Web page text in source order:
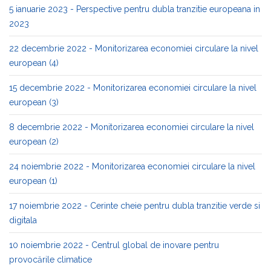
5 ianuarie 2023 - Perspective pentru dubla tranzitie europeana in
2023
22 decembrie 2022 - Monitorizarea economiei circulare la nivel
european (4)
15 decembrie 2022 - Monitorizarea economiei circulare la nivel
european (3)
8 decembrie 2022 - Monitorizarea economiei circulare la nivel
european (2)
24 noiembrie 2022 - Monitorizarea economiei circulare la nivel
european (1)
17 noiembrie 2022 - Cerinte cheie pentru dubla tranzitie verde si
digitala
10 noiembrie 2022 - Centrul global de inovare pentru
provocările climatice